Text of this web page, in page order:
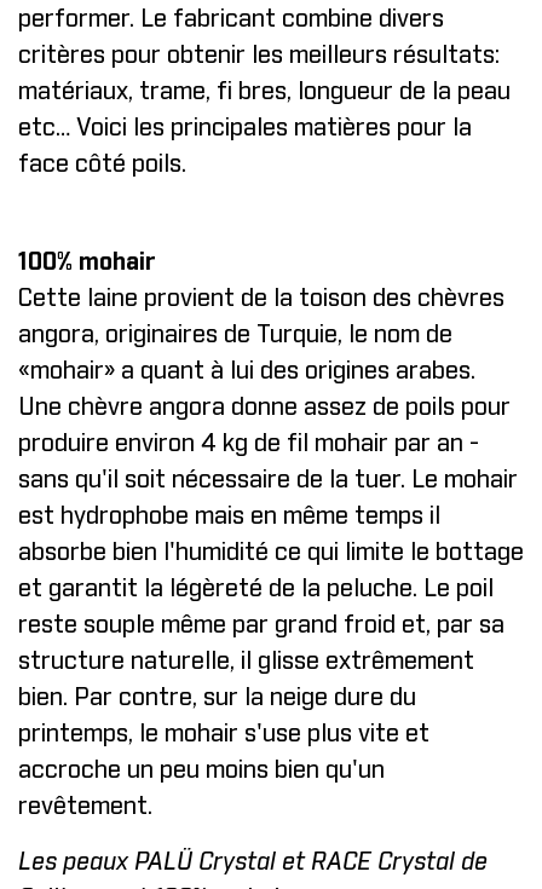
performer. Le fabricant combine divers
critères pour obtenir les meilleurs résultats:
matériaux, trame, fi bres, longueur de la peau
etc… Voici les principales matières pour la
face côté poils.
100% mohair
Cette laine provient de la toison des chèvres
angora, originaires de Turquie, le nom de
«mohair» a quant à lui des origines arabes.
Une chèvre angora donne assez de poils pour
produire environ 4 kg de fil mohair par an -
sans qu'il soit nécessaire de la tuer. Le mohair
est hydrophobe mais en même temps il
absorbe bien l'humidité ce qui limite le bottage
et garantit la légèreté de la peluche. Le poil
reste souple même par grand froid et, par sa
structure naturelle, il glisse extrêmement
bien. Par contre, sur la neige dure du
printemps, le mohair s'use plus vite et
accroche un peu moins bien qu'un
revêtement.
Les peaux PALÜ Crystal et RACE Crystal de